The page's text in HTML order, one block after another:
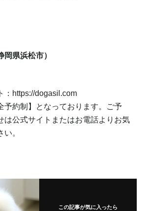
岡県浜松市）
https://dogasil.com
予約制】となっております。ご予
は公式サイトまたはお電話よりお気
。
この記事が気に入ったら